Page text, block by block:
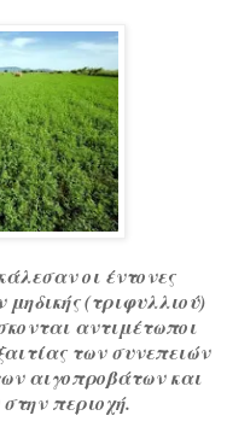
οι έντονες
(τριφυλλιού)
αντιμέτωποι
των συνεπειών
αιγοπροβάτων και
περιοχή.